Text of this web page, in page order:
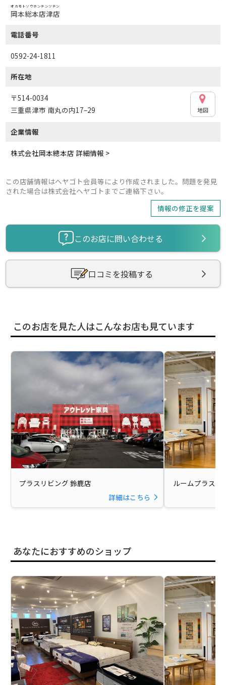
岡本総本店津店
オカモトソウホンテンツテン
電話番号
0592-24-1811
所在地
〒514-0034
三重県津市 南丸の内17–29
地図
企業情報
株式会社岡本總本店 詳細情報 >
この店舗情報はヘヤゴト会員等により作成されました。問題を発見
された場合は株式会社ヘヤゴトまでご連絡下さい。
情報の修正を提案
このお店に問い合わせる
口コミを投稿する
このお店を見た人はこんなお店も見ています
プラスリビング 鈴鹿店
詳細はこちら
ルームプラス 本
あなたにおすすめのショップ